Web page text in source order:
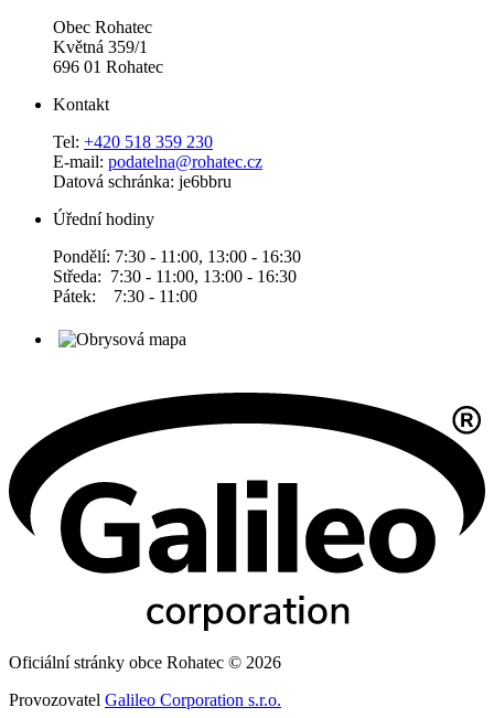
Obec Rohatec
Květná 359/1
696 01 Rohatec
Kontakt
Tel: +420 518 359 230
E-mail: podatelna@rohatec.cz
Datová schránka: je6bbru
Úřední hodiny
Pondělí: 7:30 - 11:00, 13:00 - 16:30
Středa: 7:30 - 11:00, 13:00 - 16:30
Pátek: 7:30 - 11:00
Oficiální stránky obce Rohatec © 2026
Provozovatel Galileo Corporation s.r.o.